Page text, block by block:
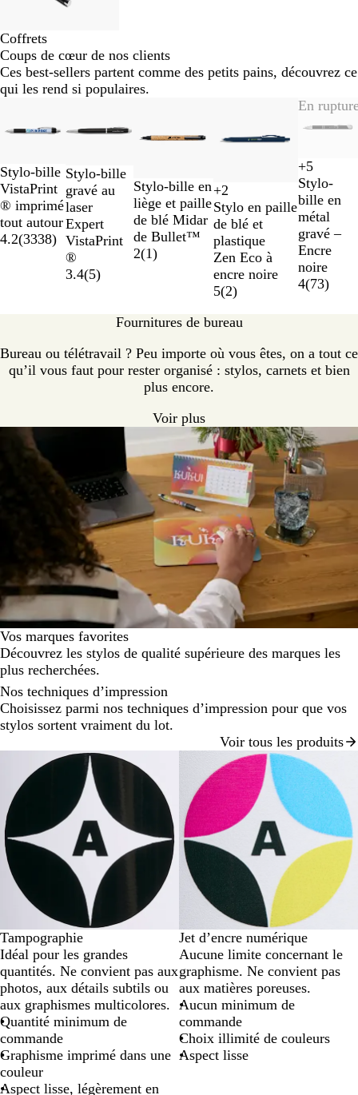
Coffrets
Coups de cœur de nos clients
Ces best-sellers partent comme des petits pains, découvrez ce
qui les rend si populaires.
Stylo-bille
VistaPrint
® imprimé
tout autour
4.2(3338)
B
l
a
n
c
N
o
i
r
Stylo-bille
gravé au
laser
Expert
VistaPrint
®
3.4(5)
V
e
r
t
G
r
i
s
c
m
B
l
e
u
N
o
i
r
u
Stylo-bille en
liège et paille
de blé Midar
de Bullet™
2(1)
B
l
a
n
c
N
o
i
r
R
o
u
g
e
G
r
i
s
+2
Stylo en paille
de blé et
plastique
Zen Eco à
encre noire
5(2)
En
E
f
f
e
t
m
é
t
i
s
o
i
r
S
o
f
t
t
o
u
c
r
t
S
o
f
t
t
o
u
c
i
s
u
p
e
S
o
f
t
t
o
u
c
i
r
+5
Stylo-
bille en
métal
gravé –
Encre
noire
4(73)
sur
5
Fournitures de bureau
Bureau ou télétravail ? Peu importe où vous êtes, on a tout ce
qu’il vous faut pour rester organisé : stylos, carnets et bien
plus encore.
Voir plus
Vos marques favorites
Découvrez les stylos de qualité supérieure des marques les
plus recherchées.
Diapositives
1
sur
Nos techniques d’impression
Choisissez parmi nos techniques d’impression pour que vos
stylos sortent vraiment du lot.
Voir tous les produits
Tampographie
Idéal pour les grandes
quantités. Ne convient pas aux
photos, aux détails subtils ou
aux graphismes multicolores.
Quantité minimum de
commande
Graphisme imprimé dans une
couleur
Aspect lisse, légèrement en
Jet d’encre numérique
Aucune limite concernant le
graphisme. Ne convient pas
aux matières poreuses.
Aucun minimum de
commande
Choix illimité de couleurs
Aspect lisse